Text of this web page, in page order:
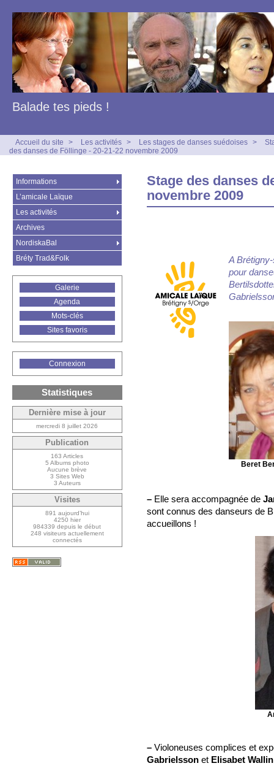
Balade tes pieds !
Accueil du site > Les activités > Les stages de danses suédoises >
des danses de Föllinge - 20-21-22 novembre 2009
Stage des danses
novembre 2009
A
pour
Beret
– Elle sera accompagnée de
sont connus des danseurs de
accueillons !
– Violoneuses complices et
Gabrielsson et Elisabet Wallin
Informations
L’amicale Laïque
Les activités
Archives
NordiskaBal
Bréty Trad&Folk
Galerie
Agenda
Mots-clés
Sites favoris
Connexion
Statistiques
Dernière mise à jour
mercredi 8 juillet 2026
Publication
163 Articles
5 Albums photo
Aucune brève
3 Sites Web
3 Auteurs
Visites
891 aujourd’hui
4250 hier
984339 depuis le début
248 visiteurs actuellement
connectés